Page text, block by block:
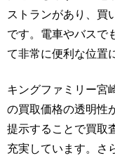
ストランがあり、買
です。電車やバスで
て非常に便利な位置
キングファミリー宮
の買取価格の透明性
提示することで買取
充実しています。さ